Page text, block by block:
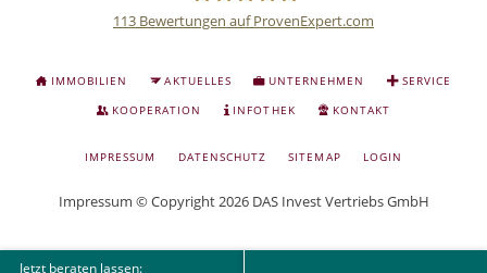
Jetzt beraten lassen:
Anlage
und
113 Bewertungen auf ProvenExpert.com
NAVIGATION
IMMOBILIEN AKTUELLES UNTERNEHMEN
SERVICE
KOOPERATION
INFOTHEK KONTAKT
NAVIGATION
IMPRESSUM DATENSCHUTZ SITEMAP LOGIN
Impressum © Copyright 2026 DAS Invest Vertriebs GmbH